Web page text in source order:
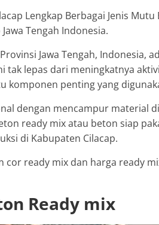
Lengkap Berbagai Jenis
Tengah Indonesia.
Jawa Tengah, Indonesia,
tak lepas dari meningkatnya
komponen penting yang
dengan mencampur material
ready mix atau beton siap
di Kabupaten Cilacap.
ready mix dan harga ready
Ready mix